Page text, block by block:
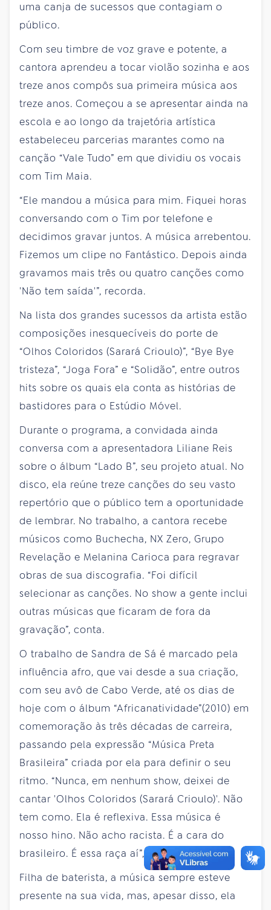
uma canja de sucessos que contagiam o
público.
Com seu timbre de voz grave e potente, a
cantora aprendeu a tocar violão sozinha e aos
treze anos compôs sua primeira música aos
treze anos. Começou a se apresentar ainda na
escola e ao longo da trajetória artística
estabeleceu parcerias marantes como na
canção “Vale Tudo” em que dividiu os vocais
com Tim Maia.
“Ele mandou a música para mim. Fiquei horas
conversando com o Tim por telefone e
decidimos gravar juntos. A música arrebentou.
Fizemos um clipe no Fantástico. Depois ainda
gravamos mais três ou quatro canções como
'Não tem saída'”, recorda.
Na lista dos grandes sucessos da artista estão
composições inesquecíveis do porte de
“Olhos Coloridos (Sarará Crioulo)”, “Bye Bye
tristeza”, “Joga Fora” e “Solidão”, entre outros
hits sobre os quais ela conta as histórias de
bastidores para o Estúdio Móvel.
Durante o programa, a convidada ainda
conversa com a apresentadora Liliane Reis
sobre o álbum “Lado B”, seu projeto atual. No
disco, ela reúne treze canções do seu vasto
repertório que o público tem a oportunidade
de lembrar. No trabalho, a cantora recebe
músicos como Buchecha, NX Zero, Grupo
Revelação e Melanina Carioca para regravar
obras de sua discografia. “Foi difícil
selecionar as canções. No show a gente inclui
outras músicas que ficaram de fora da
gravação”, conta.
O trabalho de Sandra de Sá é marcado pela
influência afro, que vai desde a sua criação,
com seu avô de Cabo Verde, até os dias de
hoje com o álbum “Africanatividade”(2010) em
comemoração às três décadas de carreira,
passando pela expressão “Música Preta
Brasileira” criada por ela para definir o seu
ritmo. “Nunca, em nenhum show, deixei de
cantar 'Olhos Coloridos (Sarará Crioulo)'. Não
tem como. Ela é reflexiva. Essa música é
nosso hino. Não acho racista. É a cara do
brasileiro. É essa raça aí”, explica.
Filha de baterista, a música sempre esteve
presente na sua vida, mas, apesar disso, ela